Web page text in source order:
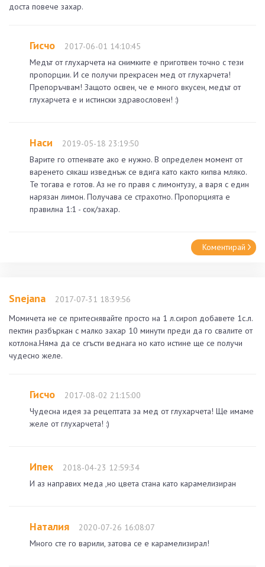
доста повече захар.
Гисчо
2017-06-01 14:10:45
Медът от глухарчета на снимките е приготвен точно с тези
пропорции. И се получи прекрасен мед от глухарчета!
Препоръчвам! Защото освен, че е много вкусен, медът от
глухарчета е и истински здравословен! :)
Наси
2019-05-18 23:19:50
Варите го отпенвате ако е нужно. В определен момент от
варенето сякаш изведнъж се вдига като както кипва мляко.
Те тогава е готов. Аз не го правя с лимонтузу, а варя с един
нарязан лимон. Получава се страхотно. Пропорцията е
правилна 1:1 - сок/захар.
Коментирай
Snejana
2017-07-31 18:39:56
Момичета не се притеснявайте просто на 1 л.сироп добавете 1с.л.
пектин разбъркан с малко захар 10 минути преди да го свалите от
котлона.Няма да се сгъсти веднага но като истине ще се получи
чудесно желе.
Гисчо
2017-08-02 21:15:00
Чудесна идея за рецептата за мед от глухарчета! Ще имаме
желе от глухарчета! :)
Ипек
2018-04-23 12:59:34
И аз направих меда ,но цвета стана като карамелизиран
Наталия
2020-07-26 16:08:07
Много сте го варили, затова се е карамелизирал!